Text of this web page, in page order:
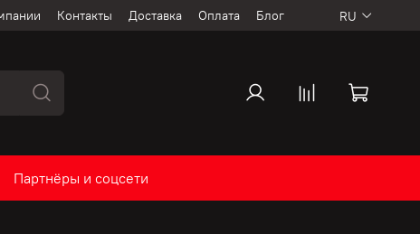
Контакты Доставка Оплата Блог RU
Партнёры и соцсети